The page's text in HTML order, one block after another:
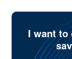
I want to